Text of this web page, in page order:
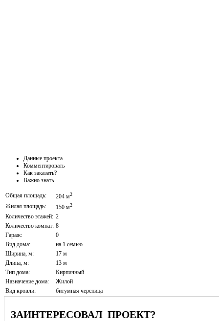
Данные проекта
Комментировать
Как заказать?
Важно знать
Общая площадь: 204 м2
Жилая площадь: 150 м2
Количество этажей: 2
Количество комнат: 8
Гараж:
0
Вид дома:
на 1 семью
Ширина, м:
17 м
Длина, м:
13 м
Тип дома:
Кирпичный
Назначение дома:
Жилой
Вид кровли:
битумная черепица
ЗАИНТЕРЕСОВАЛ ПРОЕКТ?